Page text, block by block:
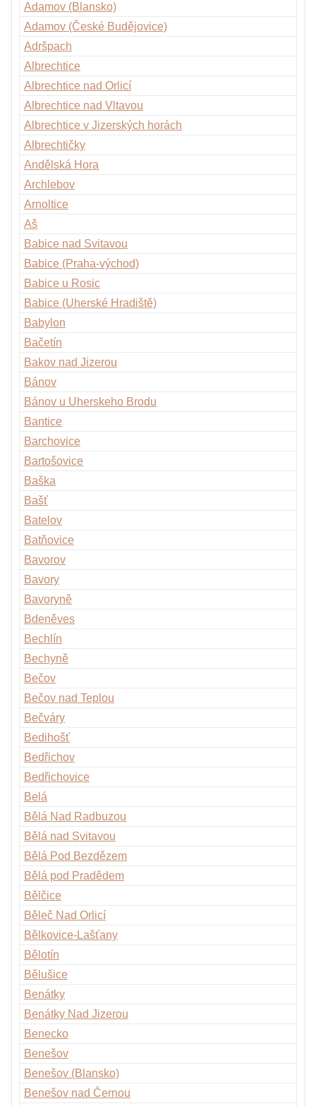
Adamov (Blansko)
Adamov (České Budějovice)
Adršpach
Albrechtice
Albrechtice nad Orlicí
Albrechtice nad Vltavou
Albrechtice v Jizerských horách
Albrechtičky
Andělská Hora
Archlebov
Arnoltice
Aš
Babice nad Svitavou
Babice (Praha-východ)
Babice u Rosic
Babice (Uherské Hradiště)
Babylon
Bačetín
Bakov nad Jizerou
Bánov
Bánov u Uherskeho Brodu
Bantice
Barchovice
Bartošovice
Baška
Bašť
Batelov
Batňovice
Bavorov
Bavory
Bavoryně
Bdeněves
Bechlín
Bechyně
Bečov
Bečov nad Teplou
Bečváry
Bedihošť
Bedřichov
Bedřichovice
Belá
Bělá Nad Radbuzou
Bělá nad Svitavou
Bělá Pod Bezdězem
Bělá pod Pradědem
Bělčice
Běleč Nad Orlicí
Bělkovice-Lašťany
Bělotín
Bělušice
Benátky
Benátky Nad Jizerou
Benecko
Benešov
Benešov (Blansko)
Benešov nad Černou